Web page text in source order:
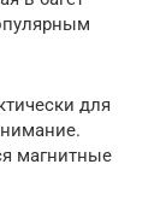
для
магнитные